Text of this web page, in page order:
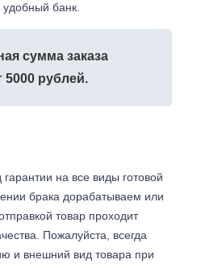
банк.
сумма заказа
5000 рублей.
на все виды готовой
брака дорабатываем или
товар проходит
Пожалуйста, всегда
и внешний вид товара при